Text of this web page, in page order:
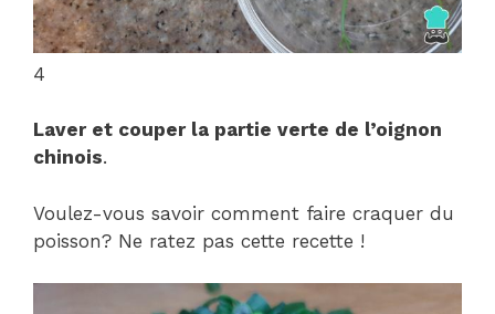
4
Laver et couper la partie verte de l’oignon
chinois.
Voulez-vous savoir comment faire craquer du
poisson? Ne ratez pas cette recette !